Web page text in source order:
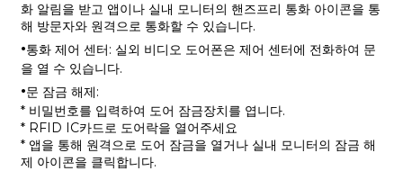
화 알림을 받고 앱이나 실내 모니터의 핸즈프리 통화 아이콘을 통
해 방문자와 원격으로 통화할 수 있습니다.
·통화 제어 센터: 실외 비디오 도어폰은 제어 센터에 전화하여 문
을 열 수 있습니다.
·문 잠금 해제:
* 비밀번호를 입력하여 도어 잠금장치를 엽니다.
* RFID IC카드로 도어락을 열어주세요
* 앱을 통해 원격으로 도어 잠금을 열거나 실내 모니터의 잠금 해
제 아이콘을 클릭합니다.